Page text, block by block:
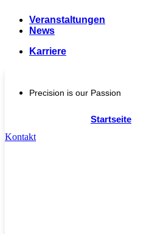
content
Veranstaltungen
News
Karriere
Precision is our Passion
Startseite
Kontakt